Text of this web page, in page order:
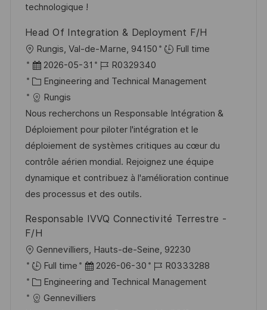
ö
f
e
n
t
i
c
h
u
n
g
technologique !
Head Of Integration & Deployment F/H
O
r
t
Rungis, Val-de-Marne, 94150
Full time
D
a
t
u
m
d
e
r
V
r
f
n
2026-05-31
J
o
-
I
D
R0329340
K
a
t
e
g
o
r
i
Engineering and Technical Management
Rungis
Nous recherchons un Responsable Intégration &
Déploiement pour piloter l'intégration et le
déploiement de systèmes critiques au cœur du
contrôle aérien mondial. Rejoignez une équipe
dynamique et contribuez à l'amélioration continue
des processus et des outils.
Responsable IVVQ Connectivité Terrestre -
F/H
O
r
t
Gennevilliers, Hauts-de-Seine, 92230
Full time
D
a
t
2026-06-30
J
o
R0333288
K
a
Engineering and Technical Management
Gennevilliers